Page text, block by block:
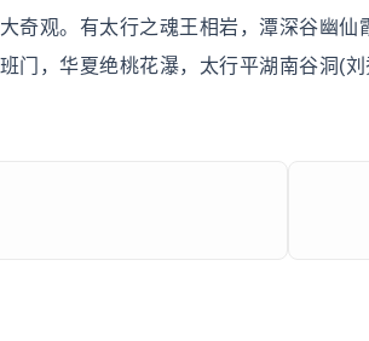
奇观。有太行之魂王相岩，潭深谷幽
门，华夏绝桃花瀑，太行平湖南谷洞(